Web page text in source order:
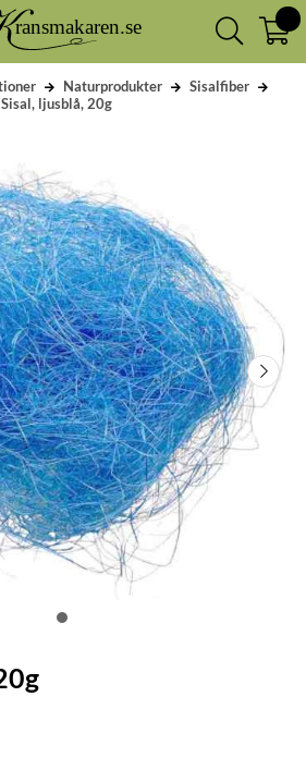
Naturprodukter
Sisalfiber
Sisal, ljusblå, 20g